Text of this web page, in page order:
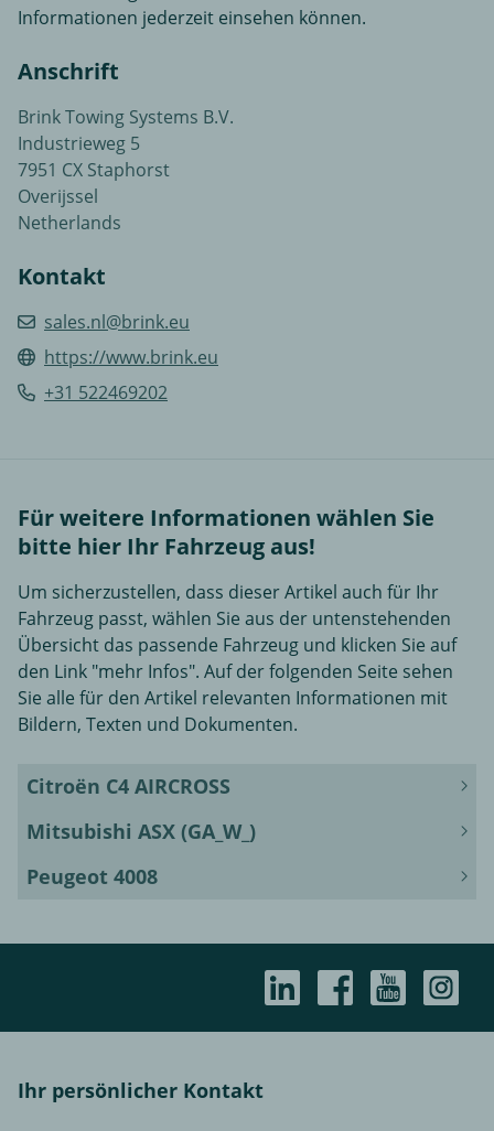
Informationen jederzeit einsehen können.
Anschrift
Brink Towing Systems B.V.
Industrieweg 5
7951 CX Staphorst
Overijssel
Netherlands
Kontakt
sales.nl@brink.eu
https://www.brink.eu
+31 522469202
Für weitere Informationen wählen Sie
bitte hier Ihr Fahrzeug aus!
Um sicherzustellen, dass dieser Artikel auch für Ihr
Fahrzeug passt, wählen Sie aus der untenstehenden
Übersicht das passende Fahrzeug und klicken Sie auf
den Link "mehr Infos". Auf der folgenden Seite sehen
Sie alle für den Artikel relevanten Informationen mit
Bildern, Texten und Dokumenten.
Citroën C4 AIRCROSS
Mitsubishi ASX (GA_W_)
Peugeot 4008
Ihr persönlicher Kontakt